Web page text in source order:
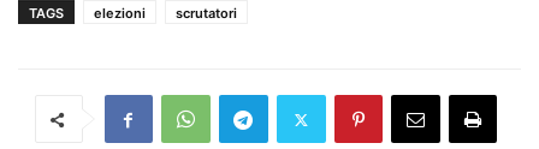
TAGS elezioni scrutatori